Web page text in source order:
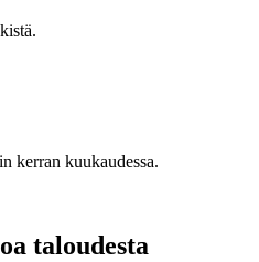
kerran kuukaudessa.
taloudesta